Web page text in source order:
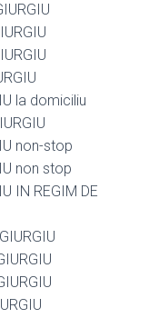
la domiciliu
non-stop
non stop
IN REGIM DE